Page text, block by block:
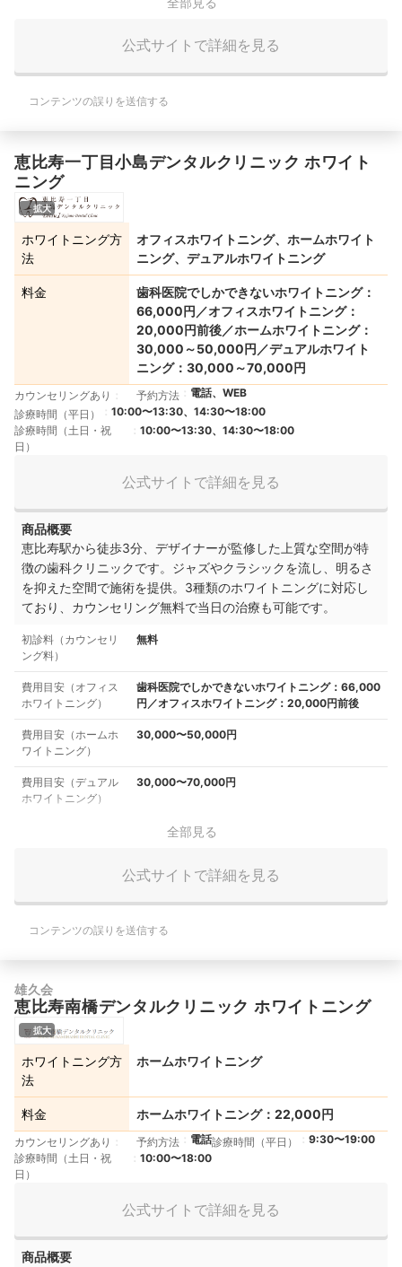
公式サイトで詳細を見る
コンテンツの誤りを送信する
恵比寿一丁目小島デンタルクリニック ホワイト
ニング
拡大
ホワイトニング方
法
オフィスホワイトニング、ホームホワイト
ニング、デュアルホワイトニング
料金
歯科医院でしかできないホワイトニング：
66,000円／オフィスホワイトニング：
20,000円前後／ホームホワイトニング：
30,000～50,000円／デュアルホワイト
ニング：30,000～70,000円
カウンセリングあり 予約方法
電話、WEB
診療時間（平日）
10:00〜13:30、14:30〜18:00
診療時間（土日・祝
日）
10:00〜13:30、14:30〜18:00
公式サイトで詳細を見る
商品概要
恵比寿駅から徒歩3分、デザイナーが監修した上質な空間が特
徴の歯科クリニックです。ジャズやクラシックを流し、明るさ
を抑えた空間で施術を提供。3種類のホワイトニングに対応し
ており、カウンセリング無料で当日の治療も可能です。
初診料（カウンセリ
ング料）
無料
費用目安（オフィス
ホワイトニング）
歯科医院でしかできないホワイトニング：66,000
円／オフィスホワイトニング：20,000円前後
費用目安（ホームホ
ワイトニング）
30,000〜50,000円
費用目安（デュアル
ホワイトニング）
30,000〜70,000円
全部見る
公式サイトで詳細を見る
コンテンツの誤りを送信する
雄久会
恵比寿南橋デンタルクリニック ホワイトニング
拡大
ホワイトニング方
法
ホームホワイトニング
料金 ホームホワイトニング：22,000円
カウンセリングあり 予約方法 電話診療時間（平日）
9:30〜19:00
診療時間（土日・祝
日）
10:00〜18:00
公式サイトで詳細を見る
商品概要